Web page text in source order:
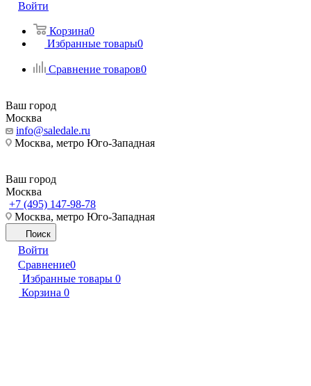
Войти
Корзина0
Избранные товары0
Сравнение товаров0
Ваш город
Москва
info@saledale.ru
Москва, метро Юго-Западная
Ваш город
Москва
+7 (495) 147-98-78
Москва, метро Юго-Западная
Поиск
Войти
Сравнение0
Избранные товары 0
Корзина 0